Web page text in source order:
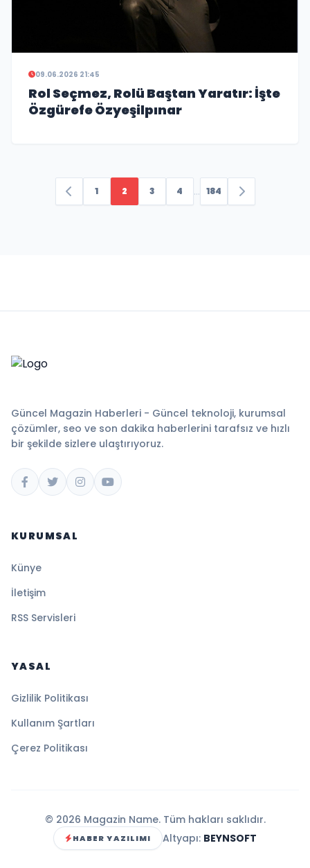
09.06.2026 21:45
Rol Seçmez, Rolü Baştan Yaratır: İşte
Özgürefe Özyeşilpınar
1 2 3 4 ... 184
Güncel Magazin Haberleri - Güncel teknoloji, kurumsal
çözümler, seo ve son dakika haberlerini tarafsız ve hızlı
bir şekilde sizlere ulaştırıyoruz.
KURUMSAL
Künye
İletişim
RSS Servisleri
YASAL
Gizlilik Politikası
Kullanım Şartları
Çerez Politikası
© 2026 Magazin Name. Tüm hakları saklıdır.
HABER YAZILIMI Altyapı: BEYNSOFT